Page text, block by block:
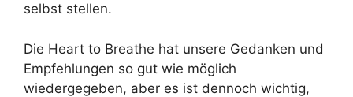
selbst stellen.
Die Heart to Breathe hat unsere Gedanken und
Empfehlungen so gut wie möglich
wiedergegeben, aber es ist dennoch wichtig,